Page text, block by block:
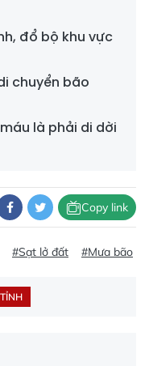
đổ bộ khu vực
chuyển bão
là phải di dời
Copy link
#Sạt lở đất #Mưa bão